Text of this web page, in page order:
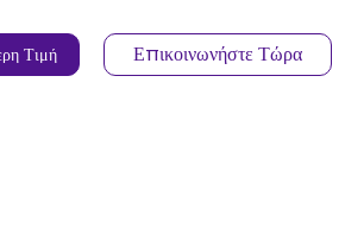
Τιμή Επικοινωνήστε Τώρα